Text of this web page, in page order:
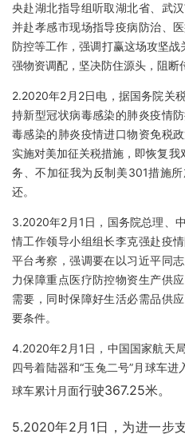
央赴湖北指导组听取湖北省、武
并赴孝感市现场指导疫病防治、
防控等工作，强调打赢这场攻坚战
强物资调配，坚决防住源头，阻断
2.2020年2月2日电，据国务院关
持新型冠状病毒感染的肺炎疫情
毒感染的肺炎疫情进口物资免税
实施对美加征关税措施，即恢复
务、不加征我为反制美301措施
还。
3.2020年2月1日，国务院总理、
情工作领导小组组长李克强赴疫
平台考察，强调要在以习近平同
力保障重点医疗防控物资生产供
需要，同时保障好生活必需品供
要条件。
4.2020年2月1日，中国国家航天
四号着陆器和“玉兔二号”月球车进
球车累计月面行驶367.25米。
5.2020年2月1日，为进一步